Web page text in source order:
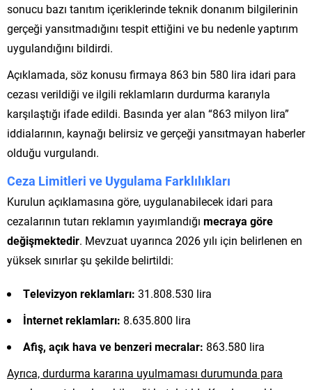
sonucu bazı tanıtım içeriklerinde teknik donanım bilgilerinin
gerçeği yansıtmadığını tespit ettiğini ve bu nedenle yaptırım
uygulandığını bildirdi.
Açıklamada, söz konusu firmaya 863 bin 580 lira idari para
cezası verildiği ve ilgili reklamların durdurma kararıyla
karşılaştığı ifade edildi. Basında yer alan “863 milyon lira”
iddialarının, kaynağı belirsiz ve gerçeği yansıtmayan haberler
olduğu vurgulandı.
Ceza Limitleri ve Uygulama Farklılıkları
Kurulun açıklamasına göre, uygulanabilecek idari para
cezalarının tutarı reklamın yayımlandığı mecraya göre
değişmektedir. Mevzuat uyarınca 2026 yılı için belirlenen en
yüksek sınırlar şu şekilde belirtildi:
Televizyon reklamları: 31.808.530 lira
İnternet reklamları: 8.635.800 lira
Afiş, açık hava ve benzeri mecralar: 863.580 lira
Ayrıca, durdurma kararına uyulmaması durumunda para